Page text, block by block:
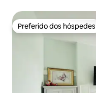
Preferido dos hóspedes
Preferido dos hóspedes